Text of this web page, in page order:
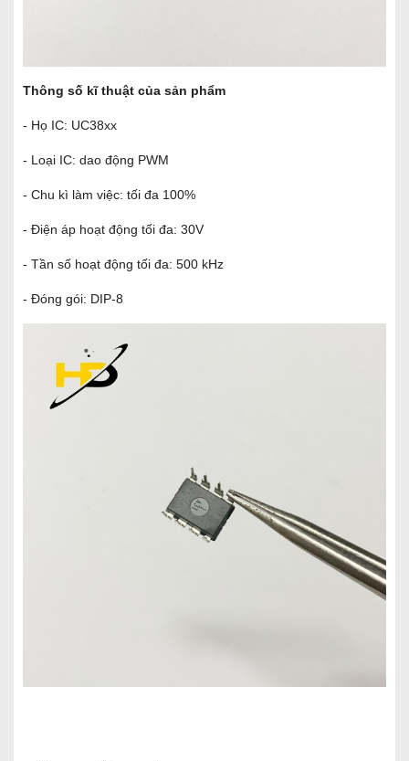
Thông số kĩ thuật của sản phẩm
- Họ IC: UC38xx
- Loại IC: dao động PWM
- Chu kì làm việc: tối đa 100%
- Điện áp hoạt động tối đa: 30V
- Tần số hoạt động tối đa: 500 kHz
- Đóng gói: DIP-8